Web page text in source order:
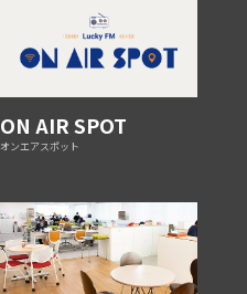
ON AIR SPOT
オンエアスポット